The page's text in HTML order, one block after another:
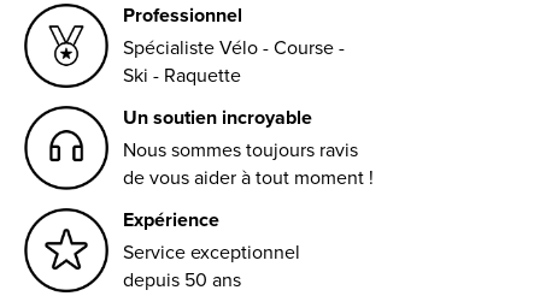
Professionnel
Spécialiste Vélo - Course -
Ski - Raquette
Un soutien incroyable
Nous sommes toujours ravis
de vous aider à tout moment !
Expérience
Service exceptionnel
depuis 50 ans